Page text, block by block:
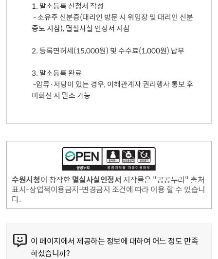
1. 말소등록 신청서 작성
- 소유주 신분증(대리인 방문 시 위임장 및 대리인 신분
증도 지참), 멸실사실 인정서 지참
2. 등록면허세(15,000원) 및 수수료(1,000원) 납부
3. 말소등록 완료
-압류·저당이 있는 경우, 이해관계자 권리행사 통보 후
미회신 시 말소 가능
수원시청이 창작한 멸실사실인정서 저작물은 "공공누리" 출처
표시-상업적이용금지-변경금지 조건에 따라 이용 할 수 있습니
다.
이 페이지에서 제공하는 정보에 대하여 어느 정도 만족
하셨습니까?